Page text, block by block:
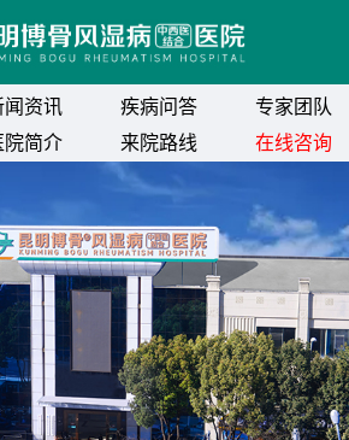
闻资讯 疾病问答
专家团队
院简介 来院路线 在线咨询